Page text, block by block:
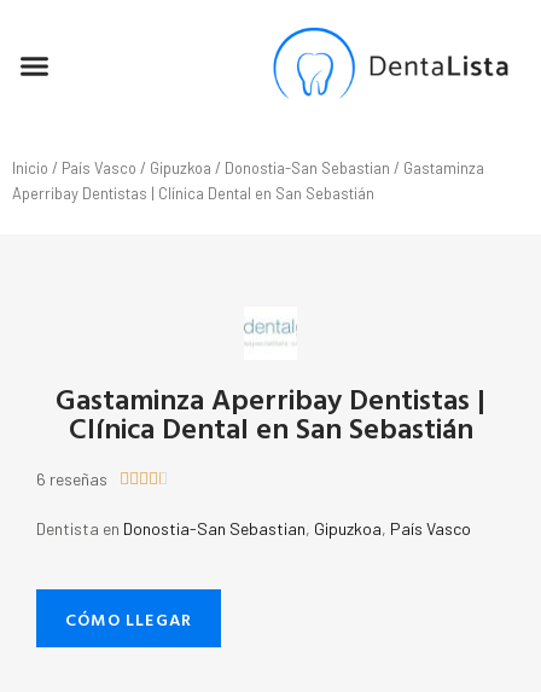
Inicio / País Vasco / Gipuzkoa / Donostia-San Sebastian / Gastaminza
Aperribay Dentistas | Clínica Dental en San Sebastián
Gastaminza Aperribay Dentistas |
Clínica Dental en San Sebastián
6 reseñas     
Dentista en Donostia-San Sebastian, Gipuzkoa, País Vasco
CÓMO LLEGAR